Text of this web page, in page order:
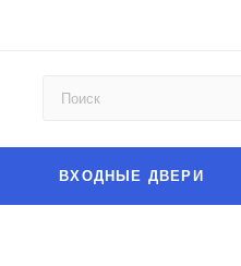
ВХОДНЫЕ ДВЕРИ